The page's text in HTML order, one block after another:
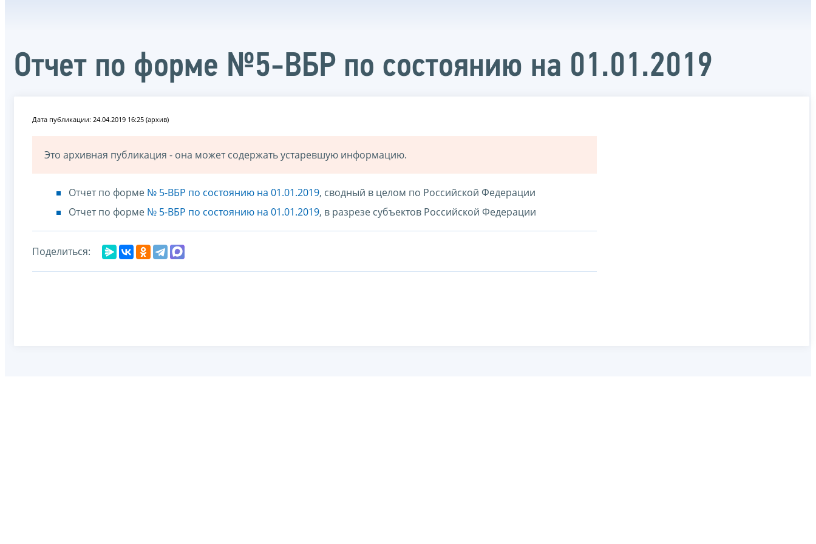
Отчет по форме №5-ВБР по состоянию на 01.01.2019
Дата публикации: 24.04.2019 16:25 (архив)
Это архивная публикация - она может содержать устаревшую информацию.
Отчет по форме № 5-ВБР по состоянию на 01.01.2019, сводный в целом по Российской Федерации
Отчет по форме № 5-ВБР по состоянию на 01.01.2019, в разрезе субъектов Российской Федерации
Поделиться: